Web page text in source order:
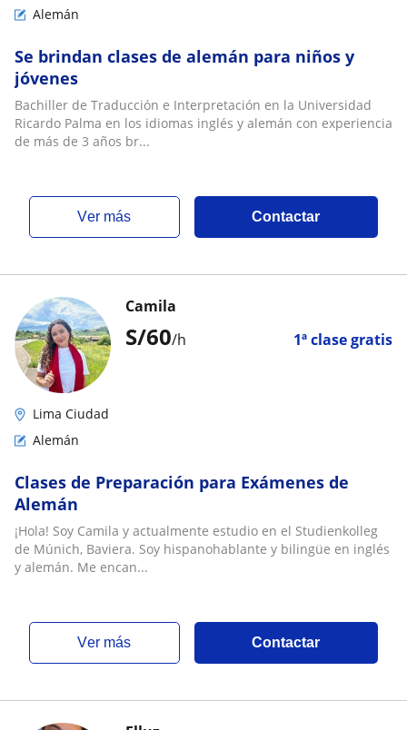
Alemán
Se brindan clases de alemán para niños y
jóvenes
Bachiller de Traducción e Interpretación en la Universidad
Ricardo Palma en los idiomas inglés y alemán con experiencia
de más de 3 años br...
ver más Contactar
S/60/h 1ª clase gratis
Camila
Lima Ciudad
Alemán
Clases de Preparación para Exámenes de
Alemán
¡Hola! Soy Camila y actualmente estudio en el Studienkolleg
de Múnich, Baviera. Soy hispanohablante y bilingüe en inglés
y alemán. Me encan...
ver más Contactar